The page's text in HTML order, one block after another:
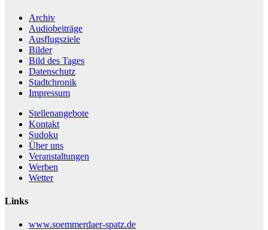
Archiv
Audiobeiträge
Ausflugsziele
Bilder
Bild des Tages
Datenschutz
Stadtchronik
Impressum
Stellenangebote
Kontakt
Sudoku
Über uns
Veranstaltungen
Werben
Wetter
Links
www.soemmerdaer-spatz.de